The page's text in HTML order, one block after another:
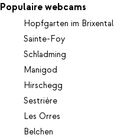
Populaire webcams
Hopfgarten im Brixental
Sainte-Foy
Schladming
Manigod
Hirschegg
Sestrière
Les Orres
Belchen